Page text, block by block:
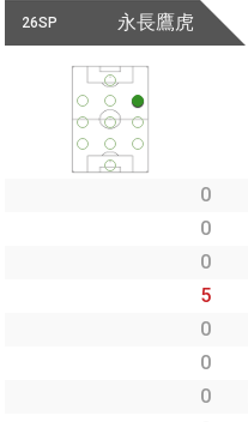
26SP 永長鷹虎
0
0
0
5
0
0
0